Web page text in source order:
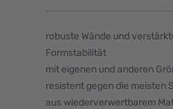
robuste Wände und
Formstabilität
mit eigenen und anderen
resistent gegen die meisten
aus wiederverwertbarem